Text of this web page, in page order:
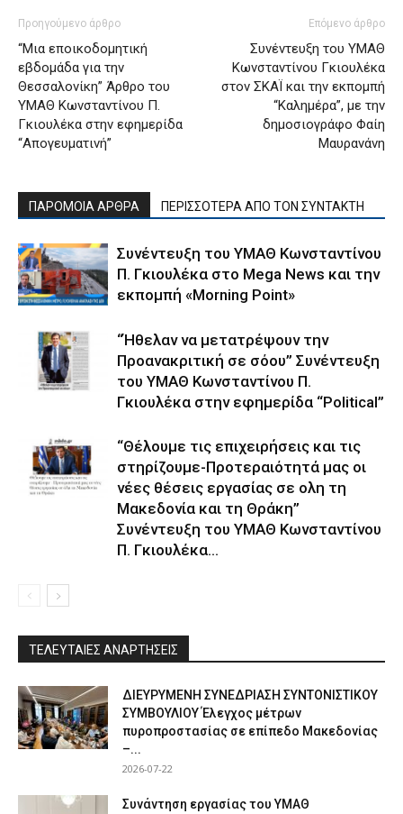
Προηγούμενο άρθρο
“Μια εποικοδομητική
εβδομάδα για την
Θεσσαλονίκη” Άρθρο του
ΥΜΑΘ Κωνσταντίνου Π.
Γκιουλέκα στην εφημερίδα
“Απογευματινή”
Επόμενο άρθρο
Συνέντευξη του ΥΜΑΘ
Κωνσταντίνου Γκιουλέκα
στον ΣΚΑΪ και την εκπομπή
“Καλημέρα”, με την
δημοσιογράφο Φαίη
Μαυρανάνη
ΠΑΡΟΜΟΙΑ ΑΡΘΡΑ ΠΕΡΙΣΣΟΤΕΡΑ ΑΠΟ ΤΟΝ ΣΥΝΤΑΚΤΗ
Συνέντευξη του ΥΜΑΘ Κωνσταντίνου
Π. Γκιουλέκα στο Mega News και την
εκπομπή «Morning Point»
“Ήθελαν να μετατρέψουν την
Προανακριτική σε σόου” Συνέντευξη
του ΥΜΑΘ Κωνσταντίνου Π.
Γκιουλέκα στην εφημερίδα “Political”
“Θέλουμε τις επιχειρήσεις και τις
στηρίζουμε-Προτεραιότητά μας οι
νέες θέσεις εργασίας σε ολη τη
Μακεδονία και τη Θράκη”
Συνέντευξη του ΥΜΑΘ Κωνσταντίνου
Π. Γκιουλέκα...
ΤΕΛΕΥΤΑΙΕΣ ΑΝΑΡΤΗΣΕΙΣ
ΔΙΕΥΡΥΜΕΝΗ ΣΥΝΕΔΡΙΑΣΗ ΣΥΝΤΟΝΙΣΤΙΚΟΥ
ΣΥΜΒΟΥΛΙΟΥ Έλεγχος μέτρων
πυροπροστασίας σε επίπεδο Μακεδονίας
–...
2026-07-22
Συνάντηση εργασίας του ΥΜΑΘ